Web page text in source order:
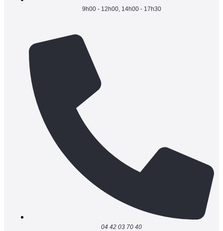
9h00 - 12h00, 14h00 - 17h30
04 42 03 70 40